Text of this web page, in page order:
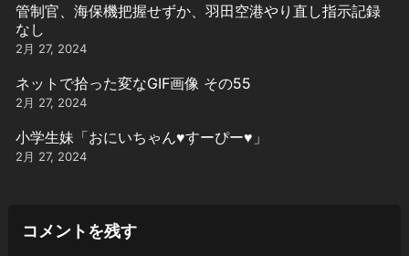
管制官、海保機把握せずか、羽田空港やり直し指示記録
なし
2月 27, 2024
ネットで拾った変なGIF画像 その55
2月 27, 2024
小学生妹「おにいちゃん♥️すーぴー♥️」
2月 27, 2024
コメントを残す